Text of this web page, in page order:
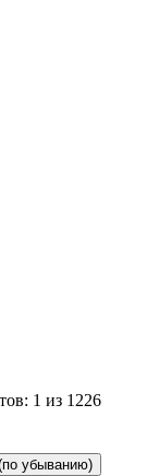
1 из 1226
убыванию)